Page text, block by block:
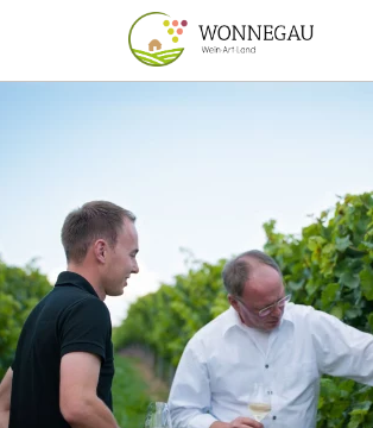
Entdecken & Erleben
Wein & Genuss
Kultur & Events
Buchen & Service